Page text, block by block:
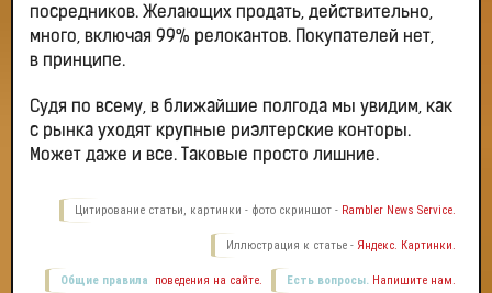
посредников. Желающих продать, действительно,
много, включая 99% релокантов. Покупателей нет,
в принципе.
Судя по всему, в ближайшие полгода мы увидим, как
с рынка уходят крупные риэлтерские конторы.
Может даже и все. Таковые просто лишние.
Цитирование статьи, картинки - фото скриншот - Rambler News Service.
Иллюстрация к статье - Яндекс. Картинки.
Есть вопросы. Напишите нам.
Общие правила поведения на сайте.